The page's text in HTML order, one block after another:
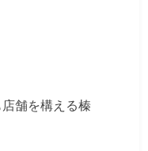
舗を構える榛